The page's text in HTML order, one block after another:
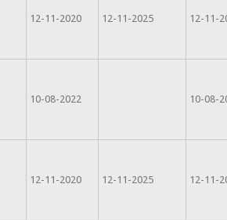
12-11-2020 12-11-2025 12-11-
10-08-2022 10-08-
12-11-2020 12-11-2025 12-11-